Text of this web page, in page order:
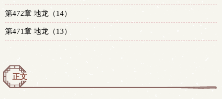
第472章 地龙（14）
第471章 地龙（13）
正文